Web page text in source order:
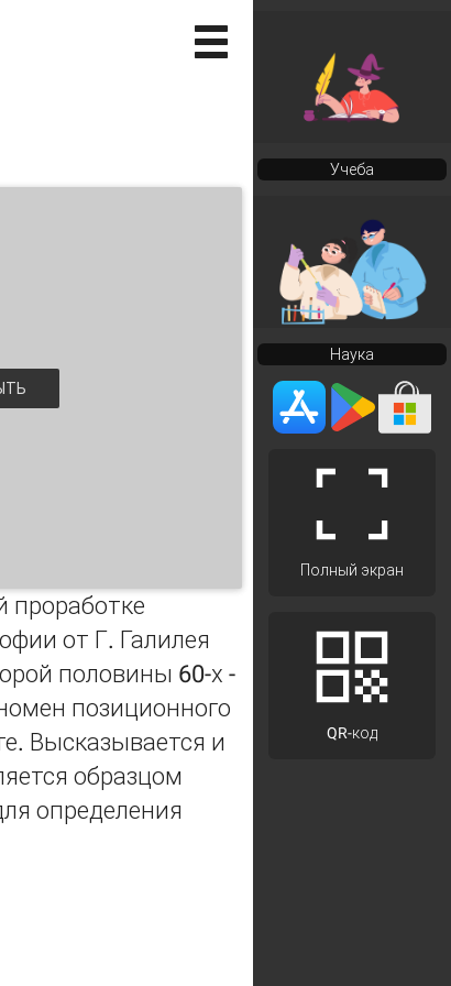
проработке
от Г. Галилея
половины 60-х -
позиционного
Высказывается и
образцом
определения
Учеба
Наука
Полный экран
QR-код